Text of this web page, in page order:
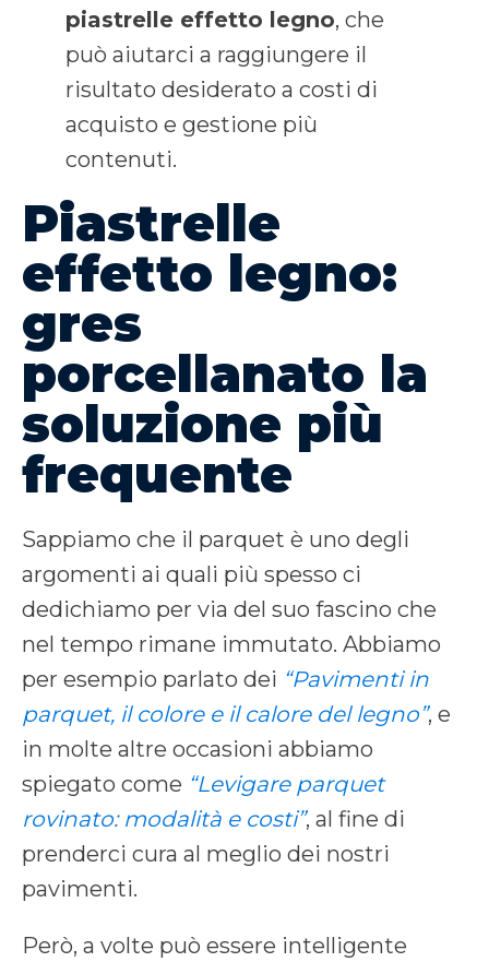
piastrelle effetto legno, che
può aiutarci a raggiungere il
risultato desiderato a costi di
acquisto e gestione più
contenuti.
Piastrelle
effetto legno:
gres
porcellanato la
soluzione più
frequente
Sappiamo che il parquet è uno degli
argomenti ai quali più spesso ci
dedichiamo per via del suo fascino che
nel tempo rimane immutato. Abbiamo
per esempio parlato dei “Pavimenti in
parquet, il colore e il calore del legno”, e
in molte altre occasioni abbiamo
spiegato come “Levigare parquet
rovinato: modalità e costi”, al fine di
prenderci cura al meglio dei nostri
pavimenti.
Però, a volte può essere intelligente